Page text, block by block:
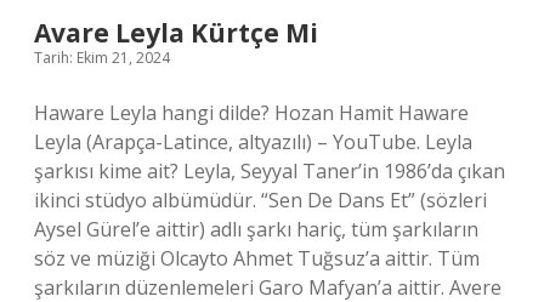
Avare Leyla Kürtçe Mi
Tarih: Ekim 21, 2024
Haware Leyla hangi dilde? Hozan Hamit Haware
Leyla (Arapça-Latince, altyazılı) – YouTube. Leyla
şarkısı kime ait? Leyla, Seyyal Taner’in 1986’da çıkan
ikinci stüdyo albümüdür. “Sen De Dans Et” (sözleri
Aysel Gürel’e aittir) adlı şarkı hariç, tüm şarkıların
söz ve müziği Olcayto Ahmet Tuğsuz’a aittir. Tüm
şarkıların düzenlemeleri Garo Mafyan’a aittir. Avere